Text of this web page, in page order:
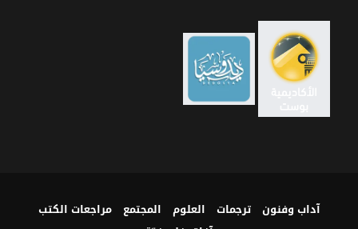
آداب وفنون ترجمات العلوم المجتمع
مراجعات الكتب